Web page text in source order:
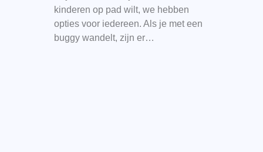
kinderen op pad wilt, we hebben
opties voor iedereen. Als je met een
buggy wandelt, zijn er…